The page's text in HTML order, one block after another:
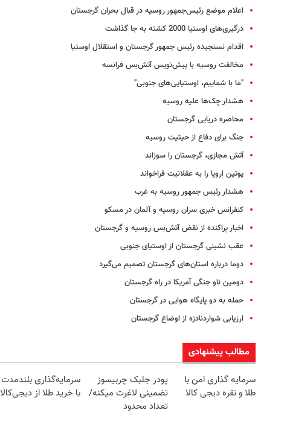
اعلام موضع رئیس‌جمهور روسیه در قبال بحران گرجستان
درگیری‌های اوستیا 2000 کشته به جا گذاشت
اقدام نسنجیده رئیس جمهور گرجستان و استقلال اوستیا
مخالفت روسیه با پیش‌نویس آتش‌بس فرانسه
"ما با شماییم، اوستیایی‌های جنوبی"
هشدار چک‌ها علیه روسیه
محاصره دریایی گرجستان
جنگ برای دفاع از حیثیت روسیه
آتش مجازی، گرجستان را سوزاند
پوتین اروپا را به عقلانیت فراخواند
هشدار رئیس جمهور روسیه به غرب
کنفرانس خبری سران روسیه و آلمان در مسکو
اخبار پراکنده از نقض آتش‌بس روسیه و گرجستان
عقب نشینی گرجستان از اوستیای جنوبی
دوما درباره استان‌های گرجستان تصمیم می‌گیرد
دومین ناو جنگی آمریکا در راه گرجستان
حمله به دو پایگاه هوایی در گرجستان
ارزیابی شواردنادزه از اوضاع گرجستان
مطالب پیشنهادی
سرمایه گذاری امن با
طلا و نقره دیجی کالا
پودر جلبک چربیسوز
تضمینی لاغرت میکنه/
تعداد محدود
سرمایه‌گذاری بلندمدت
با خرید طلا از دیجی‌کالا